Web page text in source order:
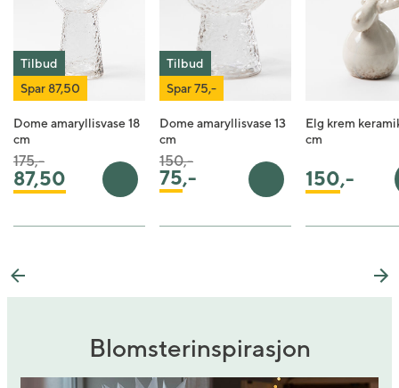
Tilbud
Spar 87,50
Dome amaryllisvase 18
cm
87,50
Pris satt ned fra
175,-til
Legg i handlekurv
Tilbud
Spar 75,-
Dome amaryllisvase 13
cm
75,-
Pris satt ned fra
150,-til
Legg i handlekurv
Elg krem
cm
150,-
Previous
Blomsterinspirasjon